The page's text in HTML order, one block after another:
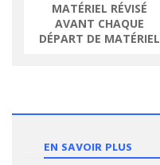
MATÉRIEL RÉVISÉ
AVANT CHAQUE
DÉPART DE MATÉRIEL
EN SAVOIR PLUS